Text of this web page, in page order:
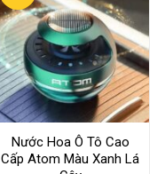
Nước Hoa Ô Tô Cao
Cấp Atom Màu Xanh Lá